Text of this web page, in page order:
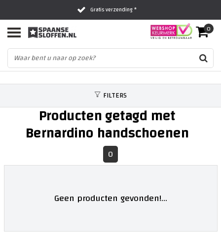
Gratis verzending *
Al 16 jaar het vertrouwde adres
Fysieke winkel in Zwolle
0
FILTERS
Producten getagd met
Bernardino handschoenen
0
Geen producten gevonden!...